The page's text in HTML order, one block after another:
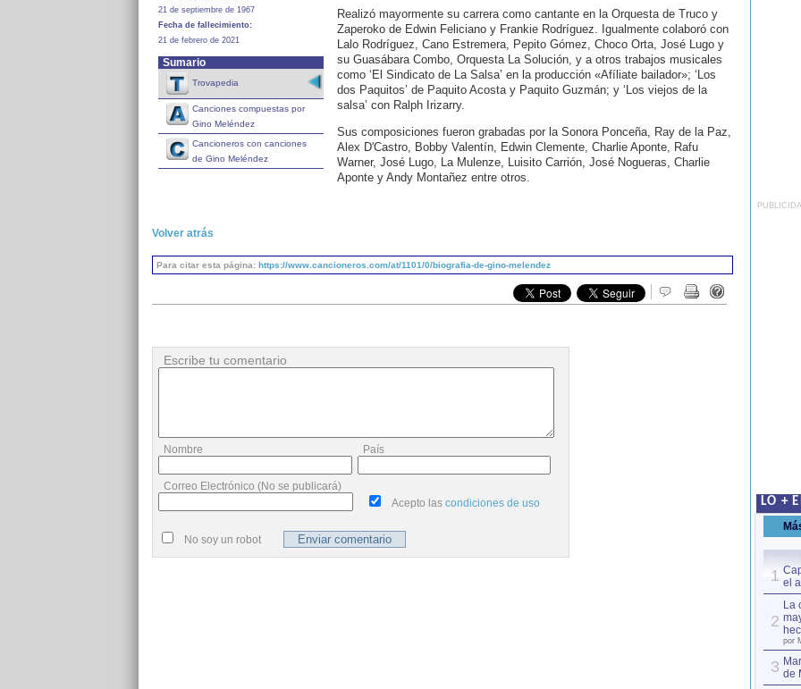
21 de septiembre de 1967
Fecha de fallecimiento:
21 de febrero de 2021
Sumario
Trovapedia
Canciones compuestas por
Gino Meléndez
Cancioneros con canciones
de Gino Meléndez
Realizó mayormente su carrera como cantante en la Orquesta de Truco y
Zaperoko de Edwin Feliciano y Frankie Rodríguez. Igualmente colaboró con
Lalo Rodríguez, Cano Estremera, Pepito Gómez, Choco Orta, José Lugo y
su Guasábara Combo, Orquesta La Solución, y a otros trabajos musicales
como ‘El Sindicato de La Salsa’ en la producción «Afíliate bailador»; ‘Los
dos Paquitos’ de Paquito Acosta y Paquito Guzmán; y ‘Los viejos de la
salsa’ con Ralph Irizarry.
Sus composiciones fueron grabadas por la Sonora Ponceña, Ray de la Paz,
Alex D'Castro, Bobby Valentín, Edwin Clemente, Charlie Aponte, Rafu
Warner, José Lugo, La Mulenze, Luisito Carrión, José Nogueras, Charlie
Aponte y Andy Montañez entre otros.
Volver atrás
Para citar esta página: https://www.cancioneros.com/at/1101/0/biografia-de-gino-melendez
Escribe tu comentario
Nombre País
Correo Electrónico (No se publicará)
Acepto las condiciones de uso
No soy un robot
LO +
1 el
2
La
por
3 de